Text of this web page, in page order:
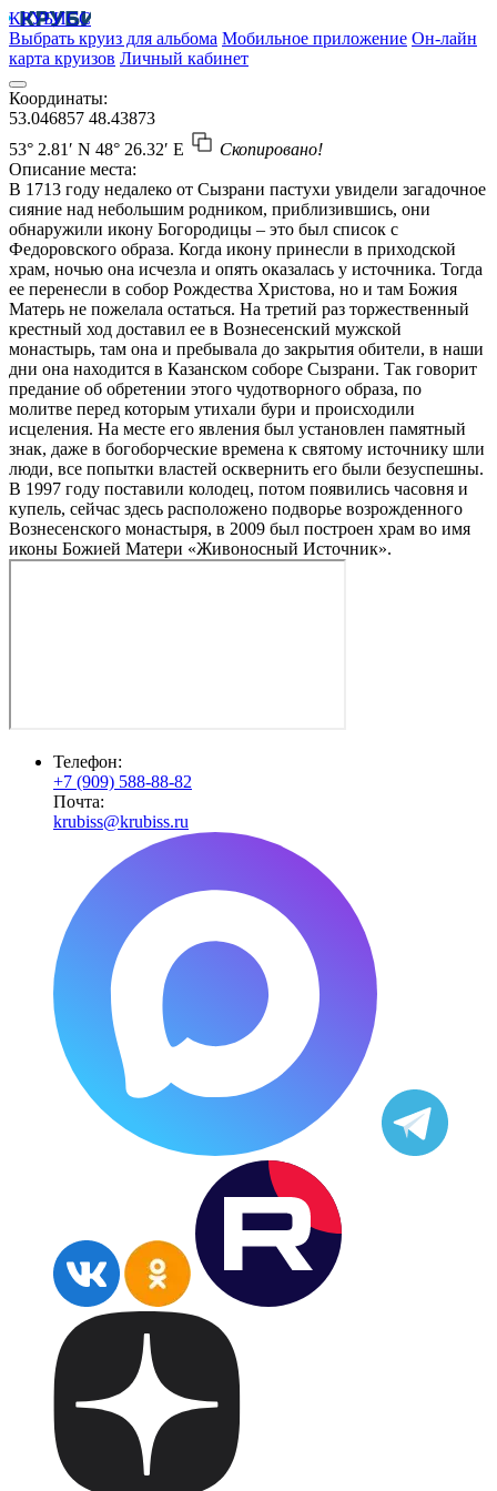
КРУБИСС
Выбрать круиз для альбома Мобильное приложение Он-лайн
карта круизов Личный кабинет
Координаты:
53.046857 48.43873
53° 2.81′ N 48° 26.32′ E
Скопировано!
Описание места:
В 1713 году недалеко от Сызрани пастухи увидели загадочное
сияние над небольшим родником, приблизившись, они
обнаружили икону Богородицы – это был список с
Федоровского образа. Когда икону принесли в приходской
храм, ночью она исчезла и опять оказалась у источника. Тогда
ее перенесли в собор Рождества Христова, но и там Божия
Матерь не пожелала остаться. На третий раз торжественный
крестный ход доставил ее в Вознесенский мужской
монастырь, там она и пребывала до закрытия обители, в наши
дни она находится в Казанском соборе Сызрани. Так говорит
предание об обретении этого чудотворного образа, по
молитве перед которым утихали бури и происходили
исцеления. На месте его явления был установлен памятный
знак, даже в богоборческие времена к святому источнику шли
люди, все попытки властей осквернить его были безуспешны.
В 1997 году поставили колодец, потом появились часовня и
купель, сейчас здесь расположено подворье возрожденного
Вознесенского монастыря, в 2009 был построен храм во имя
иконы Божией Матери «Живоносный Источник».
Телефон:
+7 (909) 588-88-82
Почта:
krubiss@krubiss.ru